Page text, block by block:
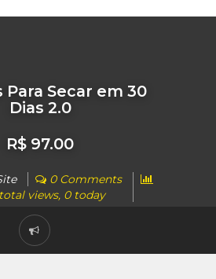
Para Secar em 30
Dias 2.0
R$ 97.00
0 Comments
views, 0 today